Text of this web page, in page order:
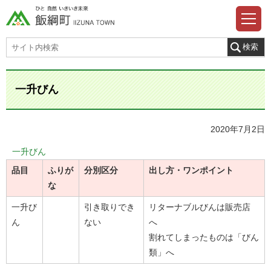
一升びん
2020年7月2日
一升びん
品目
ふりが
な
分別区分 出し方・ワンポイント
一升び
ん
引き取りでき
ない
リターナブルびんは販売店
へ
割れてしまったものは「びん
類」へ